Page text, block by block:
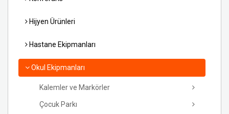
Hijyen Ürünleri
Hastane Ekipmanları
Okul Ekipmanları
Kalemler ve Markörler
Çocuk Parkı